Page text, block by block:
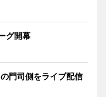
グ開幕
門司側をライブ配信